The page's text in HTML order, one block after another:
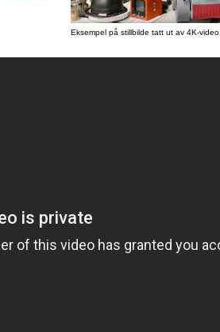
Eksempel på stillbilde tatt ut av 4K-video.